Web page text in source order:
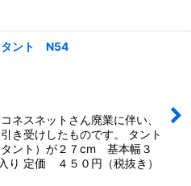
タント N54
ネスネットさん廃業に伴い、
き受けしたものです。 タント
タント）が２７cm 基本幅３
り 定価 ４５０円（税抜き）